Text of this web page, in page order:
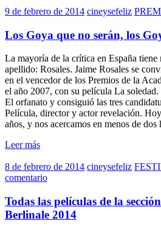
9 de febrero de 2014 cineysefeliz
Los Goya que no serán, los
La mayoría de la crítica en España
apellido: Rosales. Jaime Rosales se
en el vencedor de los Premios de la
el año 2007, con su película La
El orfanato y consiguió las tres
Película, director y actor revelación.
años, y nos acercamos en menos de dos
Leer más
8 de febrero de 2014 cineysefeliz
comentario
Todas las películas de la
Berlinale 2014